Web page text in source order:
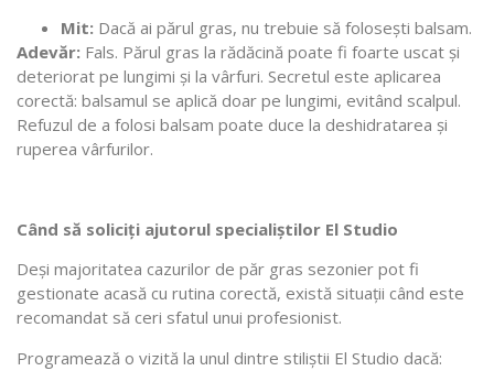
Mit: Dacă ai părul gras, nu trebuie să folosești balsam.
Adevăr: Fals. Părul gras la rădăcină poate fi foarte uscat și
deteriorat pe lungimi și la vârfuri. Secretul este aplicarea
corectă: balsamul se aplică doar pe lungimi, evitând scalpul.
Refuzul de a folosi balsam poate duce la deshidratarea și
ruperea vârfurilor.
Când să soliciți ajutorul specialiștilor El Studio
Deși majoritatea cazurilor de păr gras sezonier pot fi
gestionate acasă cu rutina corectă, există situații când este
recomandat să ceri sfatul unui profesionist.
Programează o vizită la unul dintre stiliștii El Studio dacă: